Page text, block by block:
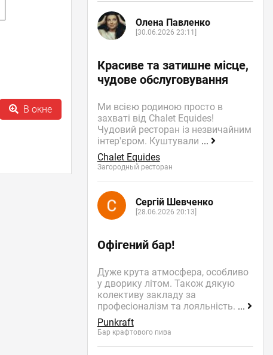
В окне
Олена Павленко
[30.06.2026 23:11]
Красиве та затишне місце,
чудове обслуговування
Ми всією родиною просто в
захваті від Chalet Equides!
Чудовий ресторан із незвичайним
інтер'єром. Куштували ...
Chalet Equides
Загородный ресторан
Сергій Шевченко
[28.06.2026 20:13]
Офігений бар!
Дуже крута атмосфера, особливо
у дворику літом. Також дякую
колективу закладу за
професіоналізм та лояльність. ...
Punkraft
Бар крафтового пива